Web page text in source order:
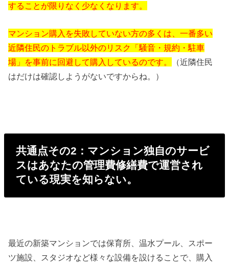
することが限りなく少なくなります。
マンション購入を失敗していない方の多くは、一番多い
近隣住民のトラブル以外のリスク「騒音・規約・駐車
場」を事前に回避して購入しているのです。
（近隣住民
はだけは確認しようがないですからね。）
共通点その2：マンション独自のサービ
スはあなたの管理費修繕費で運営され
ている現実を知らない。
最近の新築マンションでは保育所、温水プール、スポー
ツ施設、スタジオなど様々な設備を設けることで、購入